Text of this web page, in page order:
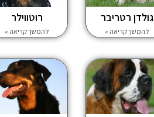
גולדן רטריבר
להמשך קריאה »
רוטווילר
להמשך קריאה »